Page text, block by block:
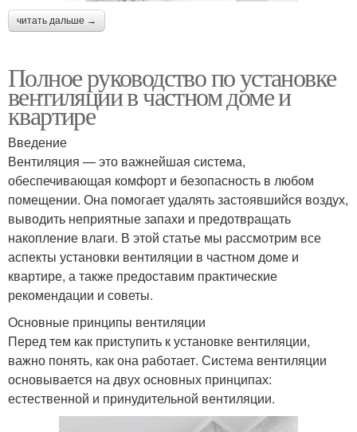
читать дальше →
Полное руководство по установке
вентиляции в частном доме и
квартире
Введение
Вентиляция — это важнейшая система,
обеспечивающая комфорт и безопасность в любом
помещении. Она помогает удалять застоявшийся воздух,
выводить неприятные запахи и предотвращать
накопление влаги. В этой статье мы рассмотрим все
аспекты установки вентиляции в частном доме и
квартире, а также предоставим практические
рекомендации и советы.
Основные принципы вентиляции
Перед тем как приступить к установке вентиляции,
важно понять, как она работает. Система вентиляции
основывается на двух основных принципах:
естественной и принудительной вентиляции.